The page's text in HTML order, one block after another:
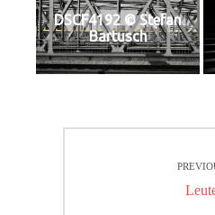
DSCF4192 © Stefan
Bartusch